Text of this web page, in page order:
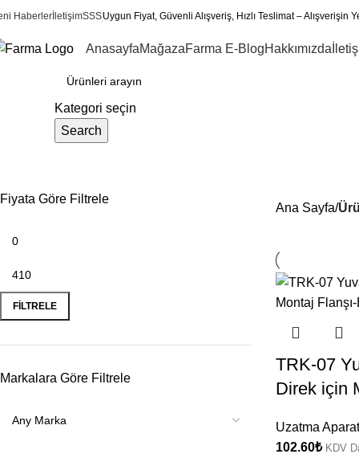
Haberler İletişimSSSUygun Fiyat, Güvenli Alışveriş, Hızlı Teslimat – Alışverişin
AnasayfaMağazaFarma E-BlogHakkımızda
Kategori seçin
Search
Fiyata Göre Filtrele
FILTRELE
Markalara Göre Filtrele
Ana Sayfa
TRK-07
Direk için
Uzatma
102.60₺ KDV